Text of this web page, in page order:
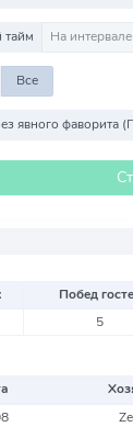
тайм
Все
явного фаворита
Побед
5